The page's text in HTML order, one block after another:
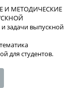
И МЕТОДИЧЕСКИЕ
выпускной
для студентов.